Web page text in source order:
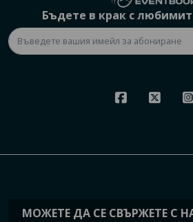
Бъдете в крак с
МОЖЕТЕ ДА СЕ СВЪРЖЕТЕ С